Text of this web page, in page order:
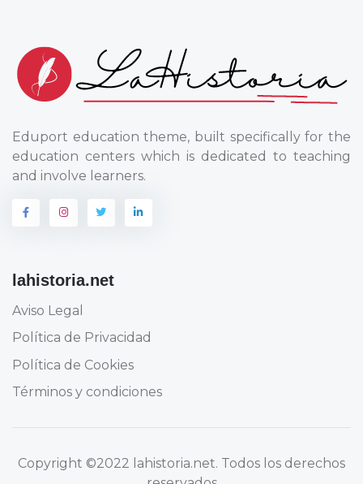
Eduport education theme, built specifically for the
education centers which is dedicated to teaching
and involve learners.
lahistoria.net
Aviso Legal
Política de Privacidad
Política de Cookies
Términos y condiciones
Copyright ©2022 lahistoria.net. Todos los derechos